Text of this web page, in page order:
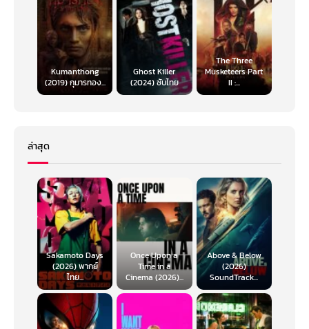
Kumanthong
(2019) กุมารทอง...
Ghost Killer
(2024) ซับไทย
The Three
Musketeers Part
II :...
ล่าสุด
Sakamoto Days
(2026) พากย์
ไทย...
Once Upon a
Time in a
Cinema (2026)...
Above & Below
(2026)
SoundTrack...